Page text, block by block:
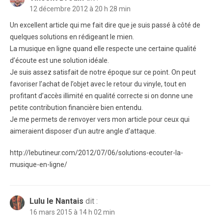
12 décembre 2012 à 20 h 28 min
Un excellent article qui me fait dire que je suis passé à côté de
quelques solutions en rédigeant le mien.
La musique en ligne quand elle respecte une certaine qualité
d’écoute est une solution idéale.
Je suis assez satisfait de notre époque sur ce point. On peut
favoriser l’achat de l’objet avec le retour du vinyle, tout en
profitant d’accès illimité en qualité correcte si on donne une
petite contribution financière bien entendu.
Je me permets de renvoyer vers mon article pour ceux qui
aimeraient disposer d’un autre angle d’attaque.
http://lebutineur.com/2012/07/06/solutions-ecouter-la-
musique-en-ligne/
Lulu le Nantais dit :
16 mars 2015 à 14 h 02 min